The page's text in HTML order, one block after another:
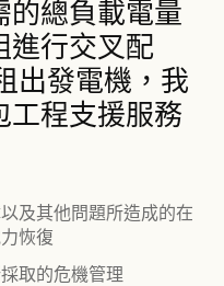
的總負載電量
進行交叉配
出發電機，我
工程支援服務
及其他問題所造成的在
恢復
取的危機管理